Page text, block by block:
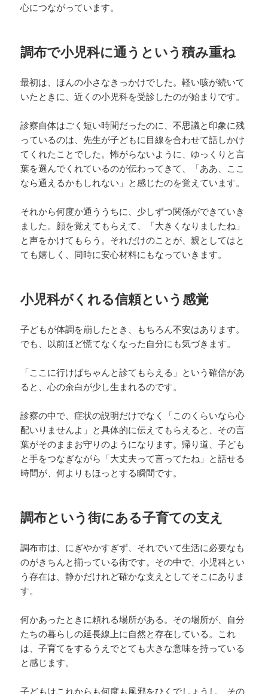
心につながっています。
調布で小児科に通うという積み重ね
最初は、ほんの小さなきっかけでした。軽い咳が続いて
いたときに、近くの小児科を受診したのが始まりです。
診察自体はごく短い時間だったのに、不思議と印象に残
っているのは、先生が子どもに目線を合わせて話しかけ
てくれたことでした。怖がらないように、ゆっくりと言
葉を選んでくれているのが伝わってきて、「ああ、ここ
なら通えるかもしれない」と感じたのを覚えています。
それから何度か通ううちに、少しずつ関係ができていき
ました。顔を覚えてもらえて、「大きくなりましたね」
と声をかけてもらう。それだけのことが、親としてはと
ても嬉しく、同時に安心材料にもなっていきます。
小児科がくれる信頼という感覚
子どもが体調を崩したとき、もちろん不安はあります。
でも、以前ほど慌てなくなった自分にも気づきます。
「ここに行けばちゃんと診てもらえる」という確信があ
ると、心の余白が少し生まれるのです。
診察の中で、症状の説明だけでなく「このくらいなら心
配いりませんよ」と具体的に伝えてもらえると、その言
葉がそのままお守りのようになります。帰り道、子ども
と手をつなぎながら「大丈夫って言ってたね」と話せる
時間が、何よりもほっとする瞬間です。
調布という街にある子育ての支え
調布市は、にぎやかすぎず、それでいて生活に必要なも
のがきちんと揃っている街です。その中で、小児科とい
う存在は、静かだけれど確かな支えとしてそこにありま
す。
何かあったときに頼れる場所がある。その場所が、自分
たちの暮らしの延長線上に自然と存在している。これ
は、子育てをするうえでとても大きな意味を持っている
と感じます。
子どもはこれからも何度も風邪をひくでしょうし、その